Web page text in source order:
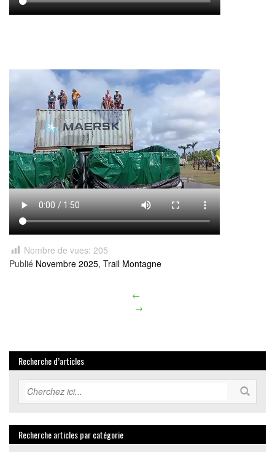
Nombre de vues: 205
Publié Novembre 2025, Trail Montagne
←
→
Recherche d’articles
Recherche articles par catégorie